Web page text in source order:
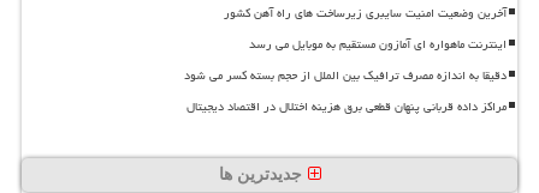
آخرین وضعیت امنیت سایبری زیرساخت های راه آهن کشور
اینترنت ماهواره ای آمازون مستقیم به موبایل می رسد
دقیقا به اندازه مصرف ترافیک بین الملل از حجم بسته کسر می شود
مراکز داده قربانی پنهان قطعی برق هزینه اختلال در اقتصاد دیجیتال
جدیدترین ها